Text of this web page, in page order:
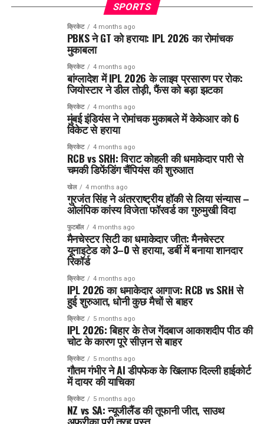
SPORTS
क्रिकेट 4 months ago
PBKS ने GT को हराया: IPL 2026 का रोमांचक
मुकाबला
क्रिकेट 4 months ago
बांग्लादेश में IPL 2026 के लाइव प्रसारण पर रोक:
जियोस्टार ने डील तोड़ी, फैंस को बड़ा झटका
क्रिकेट 4 months ago
मुंबई इंडियंस ने रोमांचक मुकाबले में केकेआर को 6
विकेट से हराया
क्रिकेट 4 months ago
RCB vs SRH: विराट कोहली की धमाकेदार पारी से
चमकी डिफेंडिंग चैंपियंस की शुरुआत
खेल 4 months ago
गुरजंत सिंह ने अंतरराष्ट्रीय हॉकी से लिया संन्यास –
ओलंपिक कांस्य विजेता फॉरवर्ड का गुरुमुखी विदा
फुटबॉल 4 months ago
मैनचेस्टर सिटी का धमाकेदार जीत: मैनचेस्टर
यूनाइटेड को 3–0 से हराया, डर्बी में बनाया शानदार
रिकॉर्ड
क्रिकेट 4 months ago
IPL 2026 का धमाकेदार आगाज: RCB vs SRH से
हुई शुरुआत, धोनी कुछ मैचों से बाहर
क्रिकेट 5 months ago
IPL 2026: बिहार के तेज गेंदबाज आकाशदीप पीठ की
चोट के कारण पूरे सीज़न से बाहर
क्रिकेट 5 months ago
गौतम गंभीर ने AI डीपफेक के खिलाफ दिल्ली हाईकोर्ट
में दायर की याचिका
क्रिकेट 5 months ago
NZ vs SA: न्यूजीलैंड की तूफानी जीत, साउथ
अफ्रीका पूरी तरह पस्त